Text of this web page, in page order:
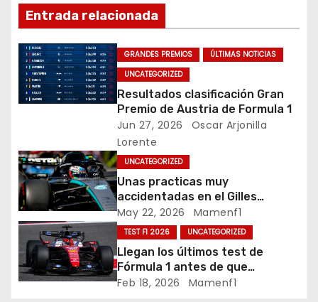
g
a
c
i
n
d
e
e
n
Entrada relacionada
GRANDES PREMIOS
ÚLTIMAS NOTICIAS
UNCATEGORIZED
Resultados clasificación Gran
Premio de Austria de Formula 1
Jun 27, 2026
Oscar Arjonilla
Lorente
UNCATEGORIZED
Unas practicas muy
accidentadas en el Gilles
Villeneuve deja a Fernando en
buena posición, ¿será real?… /
Crónica libes 1 GP Canadá
May 22, 2026 Mamenf1
TEST F1 2026 UNCATEGORIZED
Llegan los últimos test de
Fórmula 1 antes de que
comience la nueva temporada
Feb 18, 2026 Mamenf1